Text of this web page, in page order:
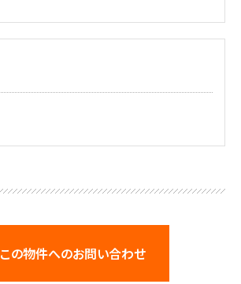
この物件へのお問い合わせ